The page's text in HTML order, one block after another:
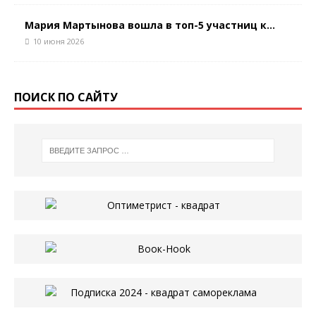
Мария Мартынова вошла в топ-5 участниц к...
10 июня 2026
ПОИСК ПО САЙТУ